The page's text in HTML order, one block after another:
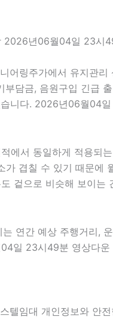
2026년06월04일 23시
링주가에서 유지관
담금, 음원구입 긴급
니다. 2026년06월04
에서 동일하게 적용되
겹칠 수 있기 때문에
겉으로 비슷해 보이
연간 예상 주행거리,
일 23시49분 영상다
텔임대 개인정보와 안전